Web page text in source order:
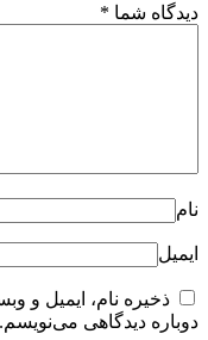
دیدگاه شما *
نام
ایمیل
ذخیره نام، ایمیل و
دوباره دیدگاهی می‌نویسم.